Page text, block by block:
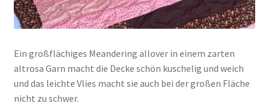
Ein großflächiges Meandering allover in einem zarten
altrosa Garn macht die Decke schön kuschelig und weich
und das leichte Vlies macht sie auch bei der großen Fläche
nicht zu schwer.